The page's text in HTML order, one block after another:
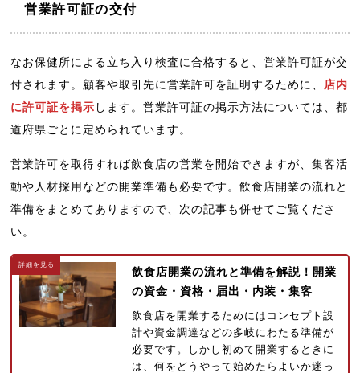
営業許可証の交付
なお保健所による立ち入り検査に合格すると、営業許可証が交
付されます。顧客や取引先に営業許可を証明するために、 店内
に許可証を掲示 します。営業許可証の掲示方法については、都
道府県ごとに定められています。
営業許可を取得すれば飲食店の営業を開始できますが、集客活
動や人材採用などの開業準備も必要です。飲食店開業の流れと
準備をまとめてありますので、次の記事も併せてご覧くださ
い。
飲食店開業の流れと準備を解説！開業
の資金・資格・届出・内装・集客
飲食店を開業するためにはコンセプト設
計や資金調達などの多岐にわたる準備が
必要です。しかし初めて開業するときに
は、何をどうやって始めたらよいか迷っ